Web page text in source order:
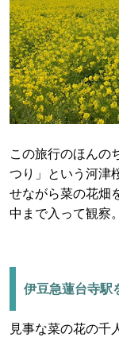
この旅行のほんの
つり」という河津
せながら菜の花畑
中まで入って観察。
伊豆急蓮台寺駅
見事な菜の花の千